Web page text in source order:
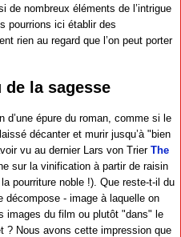
de nombreux éléments de l’intrigue
pourrions ici établir des
rien au regard que l’on peut porter
de la sagesse
d’une épure du roman, comme si le
décanter et murir jusqu’à "bien
vu au dernier Lars von Trier The
sur la vinification à partir de raisin
pourriture noble !). Que reste-t-il du
décompose - image à laquelle on
images du film ou plutôt "dans" le
? Nous avons cette impression que